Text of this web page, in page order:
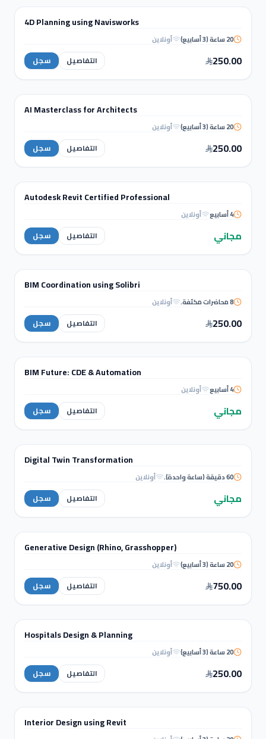
4D Planning using
4D Planning using Navisworks
20 ساعة (3 أسابيع) أونلاين
250.00 التفاصيل سجل
AI Masterclass for
التصميم الداخلي والإظهار المعماري
AI Masterclass for Architects
20 ساعة (3 أسابيع) أونلاين
250.00 التفاصيل سجل
Autodesk Revit Certified
WORKSHOPS
Autodesk Revit Certified Professional
4 أسابيع أونلاين
مجاني التفاصيل سجل
BIM Coordination using
BIM & REVIT
BIM Coordination using Solibri
8 محاضرات مكثفة. أونلاين
250.00 التفاصيل سجل
BIM Future: CDE &
WORKSHOPS
BIM Future: CDE & Automation
4 أسابيع أونلاين
مجاني التفاصيل سجل
Digital Twin
WORKSHOPS
Digital Twin Transformation
60 دقيقة (ساعة واحدة). أونلاين
مجاني التفاصيل سجل
Generative Design (Rhino,
التصميم الداخلي والإظهار المعماري
Generative Design (Rhino, Grasshopper)
20 ساعة (3 أسابيع) أونلاين
750.00 التفاصيل سجل
Hospitals Design &
التصميم الداخلي والإظهار المعماري
Hospitals Design & Planning
20 ساعة (3 أسابيع) أونلاين
250.00 التفاصيل سجل
التصميم الداخلي والإظهار المعماري
Interior Design using Revit